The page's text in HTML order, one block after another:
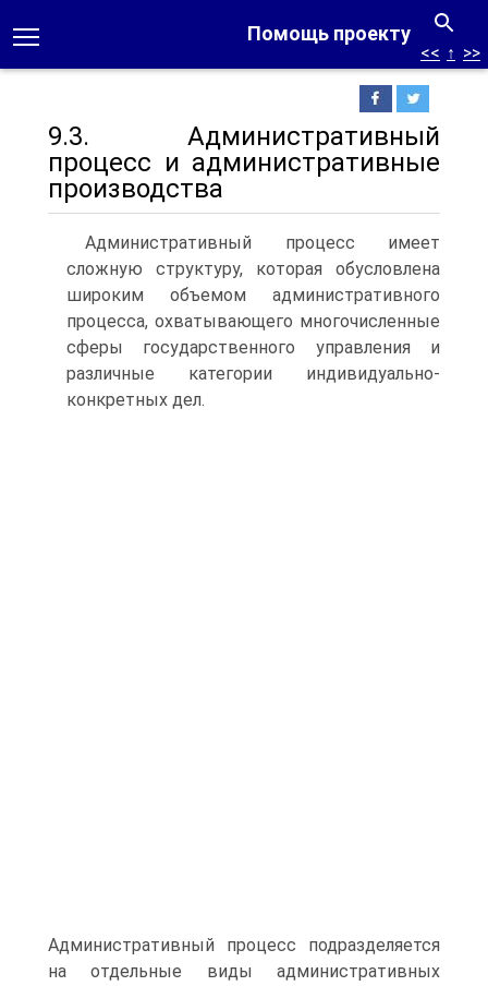
Помощь проекту
<< ↑ >>
9.3. Административный
процесс и административные
производства
Административный процесс имеет
сложную структуру, которая обусловлена
широким объемом административного
процесса, охватывающего многочисленные
сферы государственного управления и
различные категории индивидуально-
конкретных дел.
Административный процесс подразделяется
на отдельные виды административных